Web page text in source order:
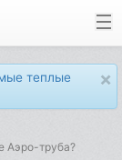
×
теплые
Аэро-труба?